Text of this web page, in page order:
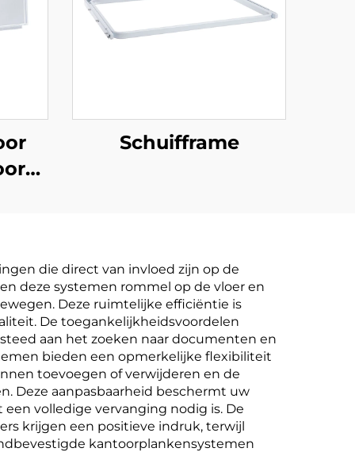
Schuifframe
die direct van invloed zijn op de
deze systemen rommel op de vloer en
Deze ruimtelijke efficiëntie is
De toegankelijkheidsvoordelen
aan het zoeken naar documenten en
bieden een opmerkelijke flexibiliteit
toevoegen of verwijderen en de
Deze aanpasbaarheid beschermt uw
volledige vervanging nodig is. De
krijgen een positieve indruk, terwijl
kantoorplankensystemen